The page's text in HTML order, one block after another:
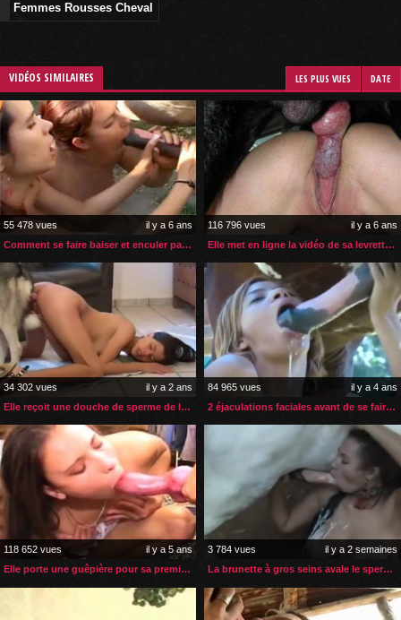
Femmes Rousses Cheval
VIDÉOS SIMILAIRES LES PLUS VUES DATE
55 478 vues
il y a 6 ans
Comment se faire baiser et enculer par un cheval
116 796 vues
il y a 6 ans
Elle met en ligne la vidéo de sa levrette avec son chien
34 302 vues
il y a 2 ans
Elle reçoit une douche de sperme de la part de son husky
84 965 vues
il y a 4 ans
2 éjaculations faciales avant de se faire baiser par son cheval
118 652 vues
il y a 5 ans
Elle porte une guêpière pour sa première fois avec un chien
3 784 vues
il y a 2 semaines
La brunette à gros seins avale le sperme du poney qui l’a enculé